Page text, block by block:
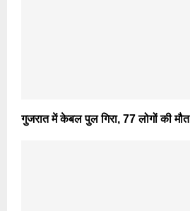
गुजरात में केबल पुल गिरा, 77 लोगों की मौत